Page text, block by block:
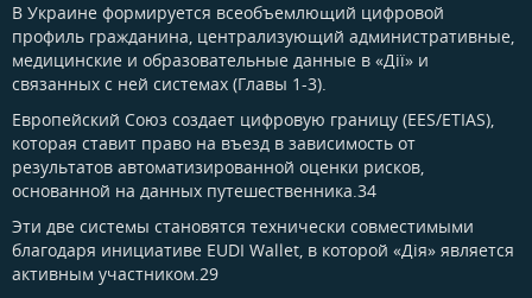
В Украине формируется всеобъемлющий цифровой
профиль гражданина, централизующий административные,
медицинские и образовательные данные в «Дії» и
связанных с ней системах (Главы 1-3).
Европейский Союз создает цифровую границу (EES/ETIAS),
которая ставит право на въезд в зависимость от
результатов автоматизированной оценки рисков,
основанной на данных путешественника.34
Эти две системы становятся технически совместимыми
благодаря инициативе EUDI Wallet, в которой «Дія» является
активным участником.29